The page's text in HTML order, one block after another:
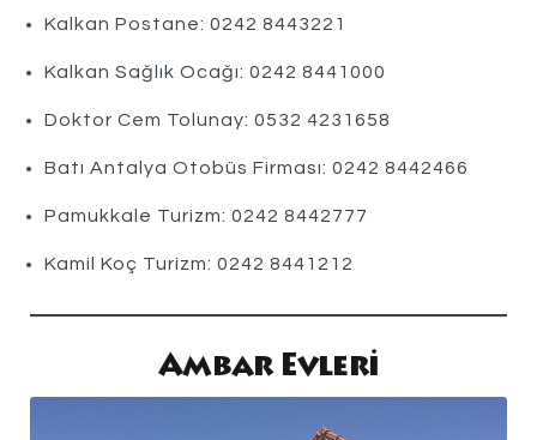
Kalkan Postane: 0242 8443221
Kalkan Sağlık Ocağı: 0242 8441000
Doktor Cem Tolunay: 0532 4231658
Batı Antalya Otobüs Firması: 0242 8442466
Pamukkale Turizm: 0242 8442777
Kamil Koç Turizm: 0242 8441212
Ambar Evleri